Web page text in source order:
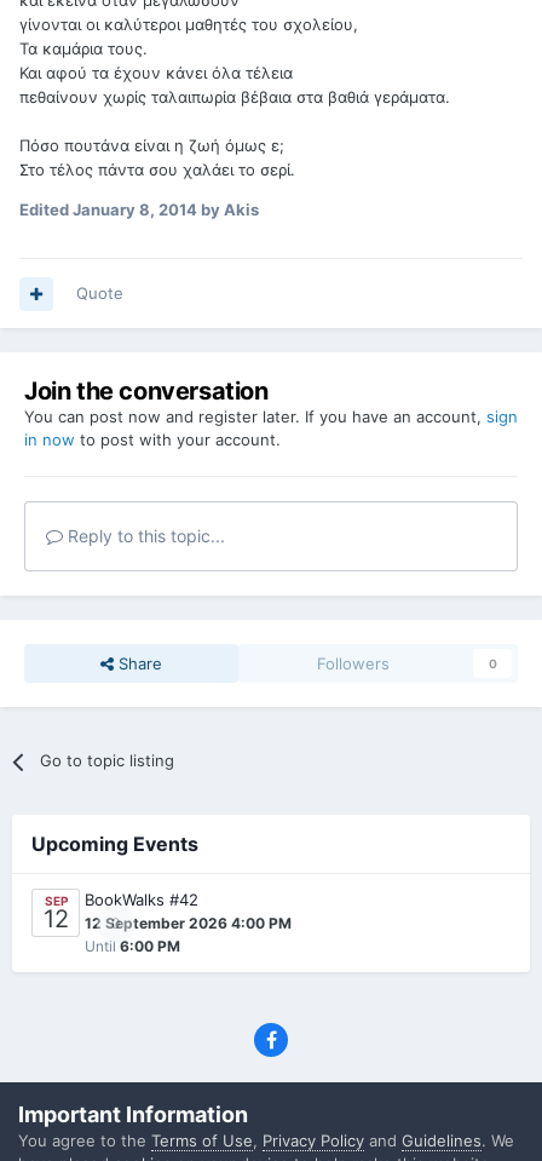
γίνονται οι καλύτεροι μαθητές του σχολείου,
Τα καμάρια τους.
Και αφού τα έχουν κάνει όλα τέλεια
πεθαίνουν χωρίς ταλαιπωρία βέβαια στα βαθιά γεράματα.
Πόσο πουτάνα είναι η ζωή όμως ε;
Στο τέλος πάντα σου χαλάει το σερί.
EditedJanuary 8, 2014by Akis
Quote
Join the conversation
You can post now and register later. If you have an account, sign
in now to post with your account.
Reply to this topic...
Share Followers 0
Go to topic listing
Upcoming Events
SEP
12 0
BookWalks #42
12 September 2026 4:00 PM
Until 6:00 PM
(C) SFF.gr, All rights reserved
Powered by Invision Community
Important Information
You agree to the Terms of Use, Privacy Policy and Guidelines. We